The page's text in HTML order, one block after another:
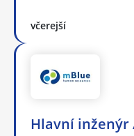
včerejší
Hlavní inženýr